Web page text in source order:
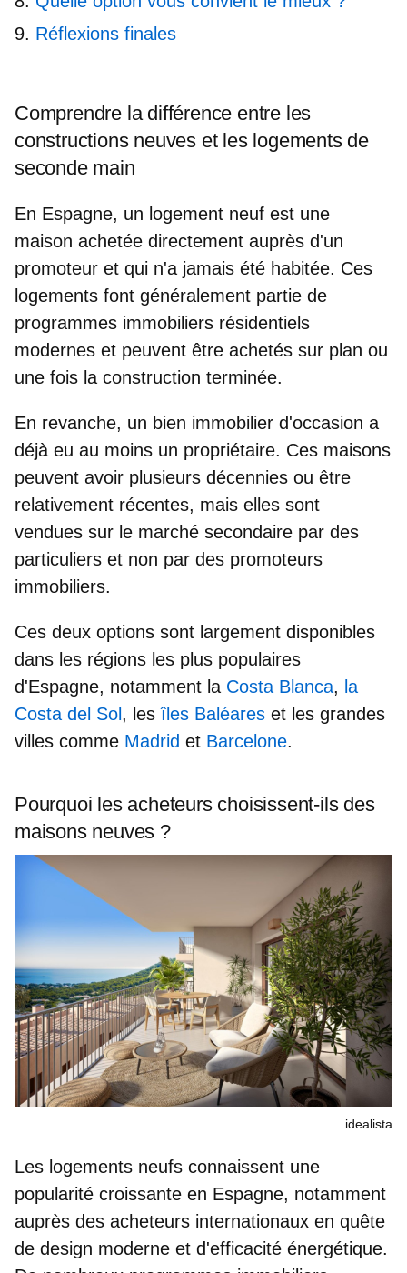
Réflexions finales
Comprendre la différence entre les
constructions neuves et les logements de
seconde main
En Espagne, un logement neuf est une
maison achetée directement auprès d'un
promoteur et qui n'a jamais été habitée. Ces
logements font généralement partie de
programmes immobiliers résidentiels
modernes et peuvent être achetés sur plan ou
une fois la construction terminée.
En revanche, un bien immobilier d'occasion a
déjà eu au moins un propriétaire. Ces maisons
peuvent avoir plusieurs décennies ou être
relativement récentes, mais elles sont
vendues sur le marché secondaire par des
particuliers et non par des promoteurs
immobiliers.
Ces deux options sont largement disponibles
dans les régions les plus populaires
d'Espagne, notamment la Costa Blanca, la
Costa del Sol, les îles Baléares et les grandes
villes comme Madrid et Barcelone.
Pourquoi les acheteurs choisissent-ils des
maisons neuves ?
idealista
Les logements neufs connaissent une
popularité croissante en Espagne, notamment
auprès des acheteurs internationaux en quête
de design moderne et d'efficacité énergétique.